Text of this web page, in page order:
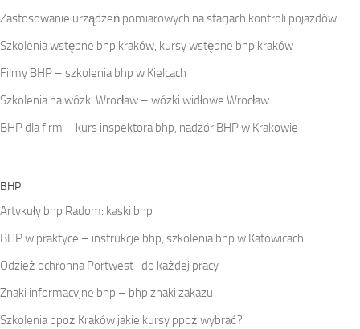
Zastosowanie urządzeń pomiarowych na stacjach kontroli pojazdów
Szkolenia wstępne bhp kraków, kursy wstępne bhp kraków
Filmy BHP – szkolenia bhp w Kielcach
Szkolenia na wózki Wrocław – wózki widłowe Wrocław
BHP dla firm – kurs inspektora bhp, nadzór BHP w Krakowie
BHP
Artykuły bhp Radom: kaski bhp
BHP w praktyce – instrukcje bhp, szkolenia bhp w Katowicach
Odzież ochronna Portwest- do każdej pracy
Znaki informacyjne bhp – bhp znaki zakazu
Szkolenia ppoż Kraków jakie kursy ppoż wybrać?